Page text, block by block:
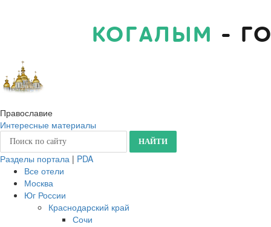
КОГАЛЫМ -
Православие
Интересные материалы
Разделы портала | PDA
Все отели
Москва
Юг России
Краснодарский край
Сочи